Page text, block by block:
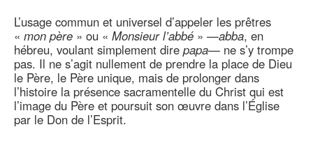
L’usage commun et universel d’appeler les prêtres
« mon père » ou « Monsieur l’abbé » —abba, en
hébreu, voulant simplement dire papa— ne s’y trompe
pas. Il ne s’agit nullement de prendre la place de Dieu
le Père, le Père unique, mais de prolonger dans
l’histoire la présence sacramentelle du Christ qui est
l’image du Père et poursuit son œuvre dans l’Église
par le Don de l’Esprit.